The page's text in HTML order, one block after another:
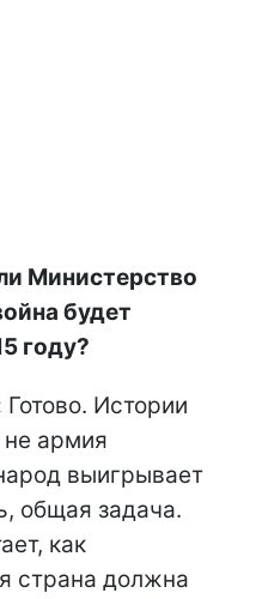
Министерство
будет
году?
Готово. Истории
не армия
выигрывает
общая задача.
как
страна должна